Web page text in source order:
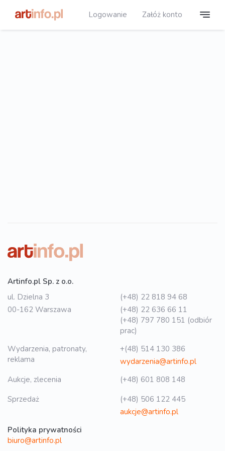
Logowanie Załóż konto
Artinfo.pl Sp. z o.o.
ul. Dzielna 3
00-162 Warszawa
(+48) 22 818 94 68
(+48) 22 636 66 11
(+48) 797 780 151 (odbiór
prac)
Wydarzenia, patronaty,
reklama
+(48) 514 130 386
wydarzenia@artinfo.pl
Aukcje, zlecenia
(+48) 601 808 148
Sprzedaż
(+48) 506 122 445
aukcje@artinfo.pl
Polityka prywatności
biuro@artinfo.pl